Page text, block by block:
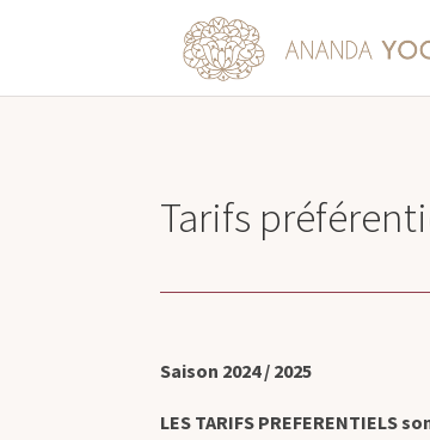
Tarifs
Saison 2024 / 2025
LES TARIFS